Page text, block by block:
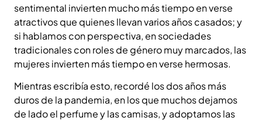
sentimental invierten mucho más tiempo en verse
atractivos que quienes llevan varios años casados; y
si hablamos con perspectiva, en sociedades
tradicionales con roles de género muy marcados, las
mujeres invierten más tiempo en verse hermosas.
Mientras escribía esto, recordé los dos años más
duros de la pandemia, en los que muchos dejamos
de lado el perfume y las camisas, y adoptamos las